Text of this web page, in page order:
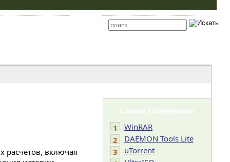
расчетов, включая
Самые популярные
1
WinRAR
2
DAEMON Tools Lite
3
uTorrent